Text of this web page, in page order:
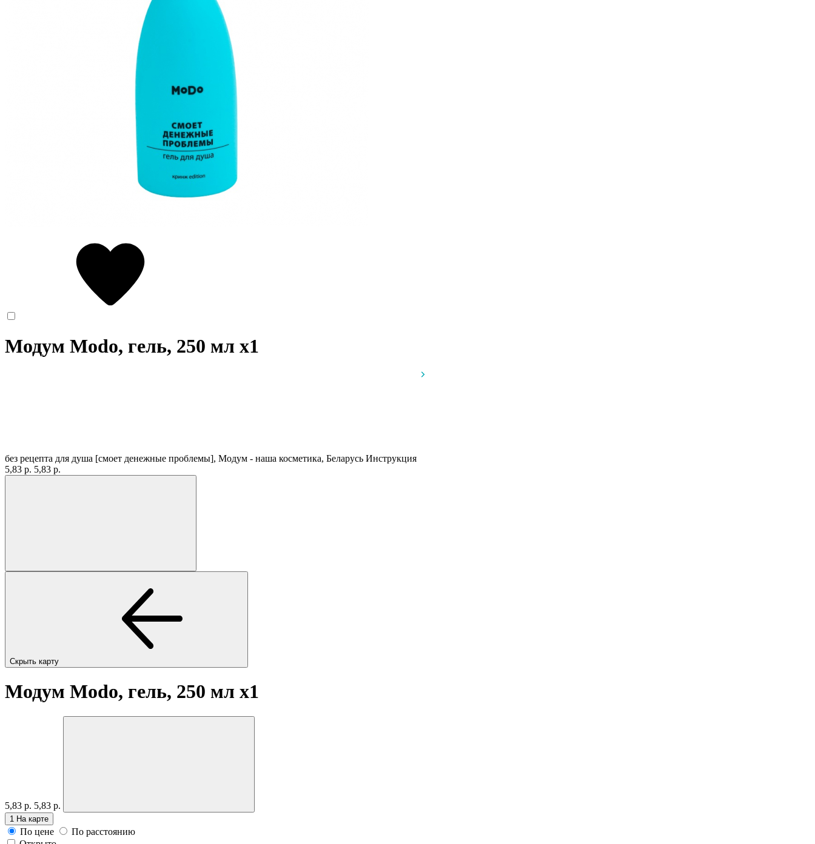
Модум Modo, гель, 250 мл x1
без рецепта для душа [смоет денежные проблемы], Модум - наша косметика, Беларусь Инструкция
5,83 р. 5,83 р.
Скрыть карту
Модум Modo, гель, 250 мл x1
5,83 р. 5,83 р.
1 На карте
По цене
По расстоянию